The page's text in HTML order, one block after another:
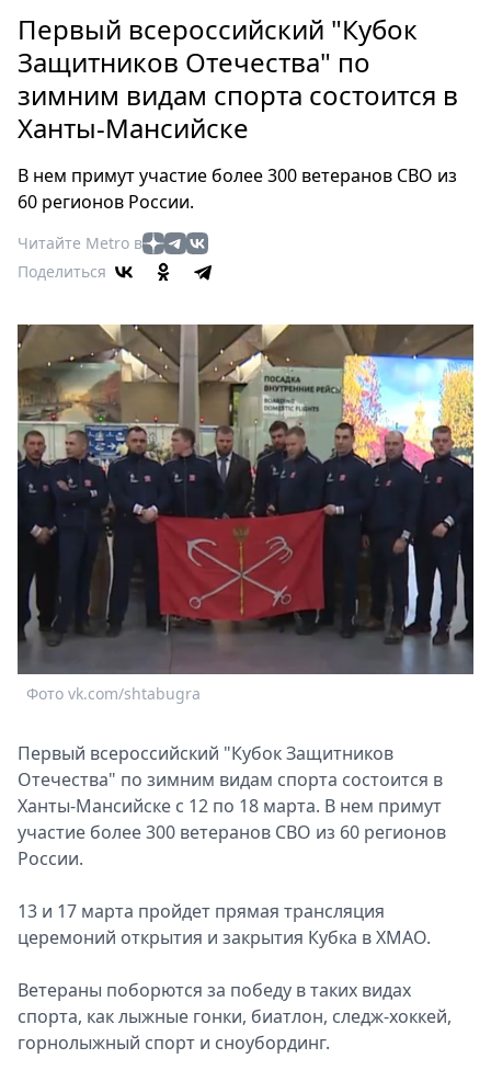
Россия
Мир
Здоровье
Еда
Мода
Театр
Кино
Афиша
Выставки
Пресс-
релизы
О
Metro
Стримы
Спецпроекты
Звезды
Выборы
2026
Скачай
Первый всероссийский "Кубок
Защитников Отечества" по
зимним видам спорта состоится в
Ханты-Мансийске
В нем примут участие более 300 ветеранов СВО из
60 регионов России.
Читайте Metro в
Поделиться
Фото vk.com/shtabugra
Первый всероссийский "Кубок Защитников
Отечества" по зимним видам спорта состоится в
Ханты-Мансийске с 12 по 18 марта. В нем примут
участие более 300 ветеранов СВО из 60 регионов
России.
13 и 17 марта пройдет прямая трансляция
церемоний открытия и закрытия Кубка в ХМАО.
Ветераны поборются за победу в таких видах
спорта, как лыжные гонки, биатлон, следж-хоккей,
горнолыжный спорт и сноубординг.